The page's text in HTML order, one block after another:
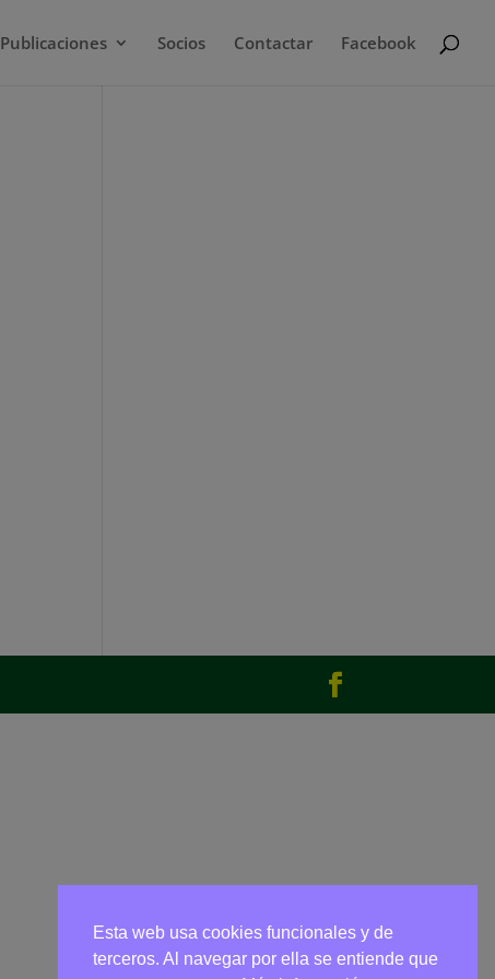
Publicaciones Socios Contactar Facebook
Esta web usa cookies funcionales y de
terceros. Al navegar por ella se entiende que